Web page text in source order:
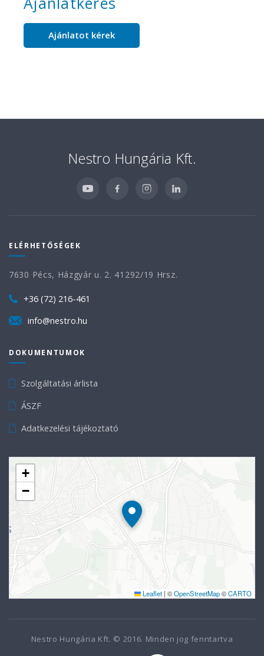
Ajánlatot kérek
Nestro Hungária Kft.
ELÉRHETŐSÉGEK
7630 Pécs, Házgyár u. 2. 41292/19 Hrsz.
+36 (72) 216-461
info@nestro.hu
DOKUMENTUMOK
Szolgáltatási árlista
ÁSZF
Adatkezelési tájékoztató
+
−
Leaflet | ©OpenStreetMap©CARTO
Nestro Hungária Kft. © 2016. Minden jog fenntartva